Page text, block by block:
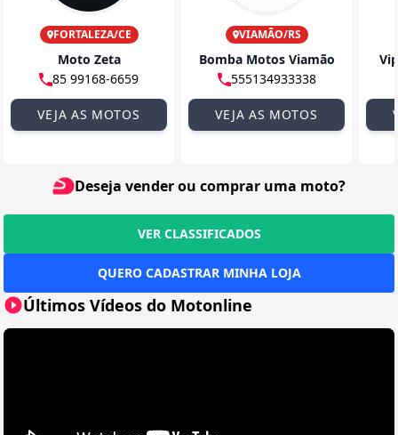
FORTALEZA/CE
Moto Zeta
85 99168-6659
VEJA AS MOTOS
VIAMÃO/RS
Bomba Motos Viamão
555134933338
VEJA AS MOTOS
Deseja vender ou comprar uma moto?
VER CLASSIFICADOS
QUERO CADASTRAR MINHA LOJA
Últimos Vídeos do Motonline